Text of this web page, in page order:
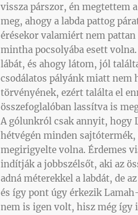
vissza párszor, én megtettem
meg, ahogy a labda pattog
érésekor valamiért nem
mintha pocsolyába esett
lábát, és ahogy látom, jól
csodálatos pályánk miatt
törvényének, ezért találta el
összefoglalóban lassítva is
A gólunkról csak annyit, hogy
hétvégén minden
megirigyelte volna. Érdemes
indítják a jobbszélsőt, aki az
adná méterekkel a labdát, de
és így pont úgy érkezik
nem is igen volt, hisz még így